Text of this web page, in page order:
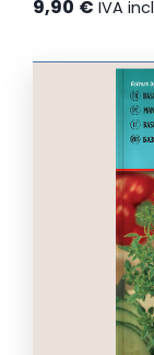
9,90 € IVA